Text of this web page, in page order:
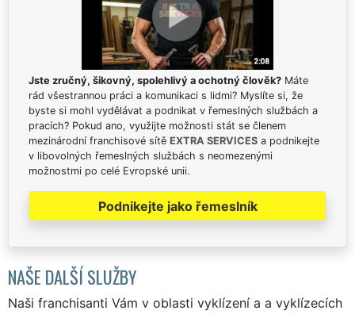
Jste zručný, šikovný, spolehlivý a ochotný člověk? Máte
rád všestrannou práci a komunikaci s lidmi? Myslíte si, že
byste si mohl vydělávat a podnikat v řemeslných službách a
pracích? Pokud ano, využijte možnosti stát se členem
mezinárodní franchisové sítě EXTRA SERVICES a podnikejte
v libovolných řemeslných službách s neomezenými
možnostmi po celé Evropské unii.
Podnikejte jako řemeslník
NAŠE DALŠÍ SLUŽBY
Naši franchisanti Vám v oblasti vyklízení a a vyklízecích